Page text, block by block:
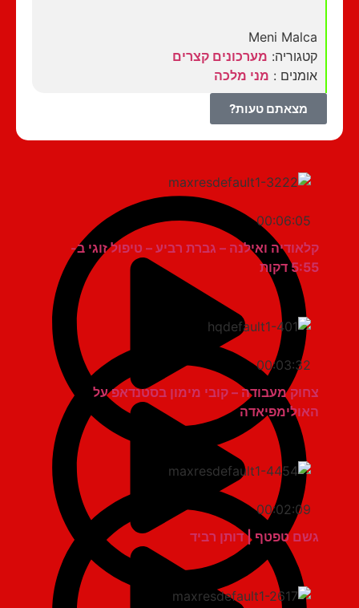
Meni Malca
קטגוריה:מערכונים קצרים
אומנים :מני מלכה
מצאתם טעות?
00:06:05
קלאודיה ואילנה – גברת רביע – טיפול זוגי ב-
00:03:32
צחוק מעבודה – קובי מימון בסטנדאפ על
האולימפיאדה
00:02:09
גשם טפטף | דותן רביד